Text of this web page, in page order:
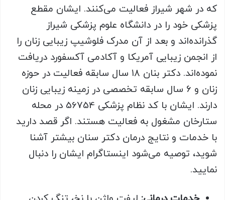
که در شهر شیراز فعالیت می‌کنند. ایشان مقطع
پزشکی خود را در دانشگاه علوم پزشکی شیراز
گذرانده‌اند و بعد از آن مدرک فلوشیپ زیبایی زنان را
از انجمن زیبایی آمریکا و آکادمی آکسفورد دریافت
نموده‌اند. دکتر بنان ۱۸ سال سابقه فعالیت در حوزه
زنان و ۶ سال سابقه تخصصی در زمینه زیبایی زنان
دارند. ایشان با کد نظام پزشکی 56754 در محله
ستارخان مشغول به فعالیت هستند. اگر قصد دارید
با خدمات و نتایج درمان دکتر سنان بیشتر آشنا
شوید، توصیه می‌شود اینستاگرام ایشان را دنبال
نمایید.